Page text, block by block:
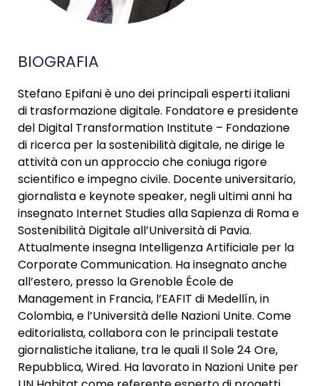
BIOGRAFIA
Stefano Epifani è uno dei principali esperti italiani
di trasformazione digitale. Fondatore e presidente
del Digital Transformation Institute – Fondazione
di ricerca per la sostenibilità digitale, ne dirige le
attività con un approccio che coniuga rigore
scientifico e impegno civile. Docente universitario,
giornalista e keynote speaker, negli ultimi anni ha
insegnato Internet Studies alla Sapienza di Roma e
Sostenibilità Digitale all’Università di Pavia.
Attualmente insegna Intelligenza Artificiale per la
Corporate Communication. Ha insegnato anche
all’estero, presso la Grenoble École de
Management in Francia, l’EAFIT di Medellín, in
Colombia, e l’Università delle Nazioni Unite. Come
editorialista, collabora con le principali testate
giornalistiche italiane, tra le quali Il Sole 24 Ore,
Repubblica, Wired. Ha lavorato in Nazioni Unite per